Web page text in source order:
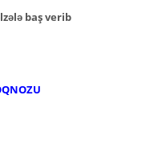
baş verib